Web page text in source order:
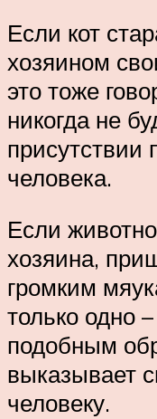
Если кот
хозяином
это тоже
никогда не
присутствии
человека.
Если
хозяина,
громким
только одно
подобным
выказывает
человеку.